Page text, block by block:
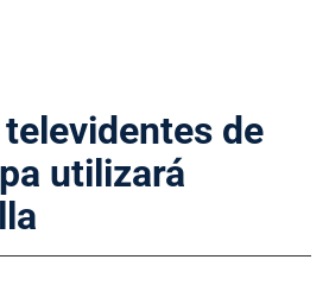
de
utilizará